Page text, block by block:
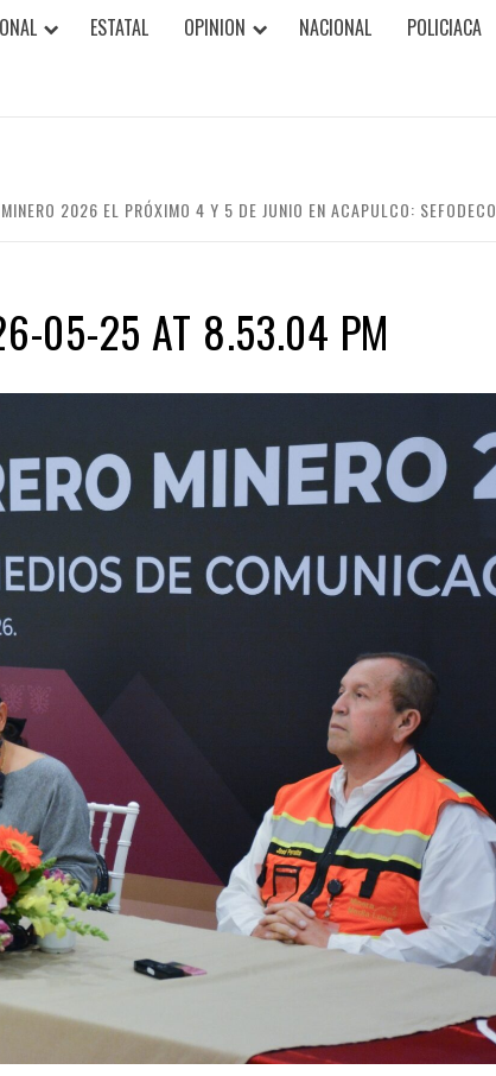
ESTATAL OPINION NACIONAL POLICIACA
2026 EL PRÓXIMO 4 Y 5 DE JUNIO EN ACAPULCO: SEFODECO
05-25 AT 8.53.04 PM